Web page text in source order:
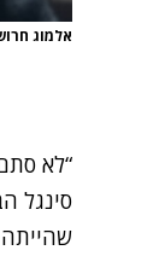
אלמוג
“לא
סינגל
שהייתה